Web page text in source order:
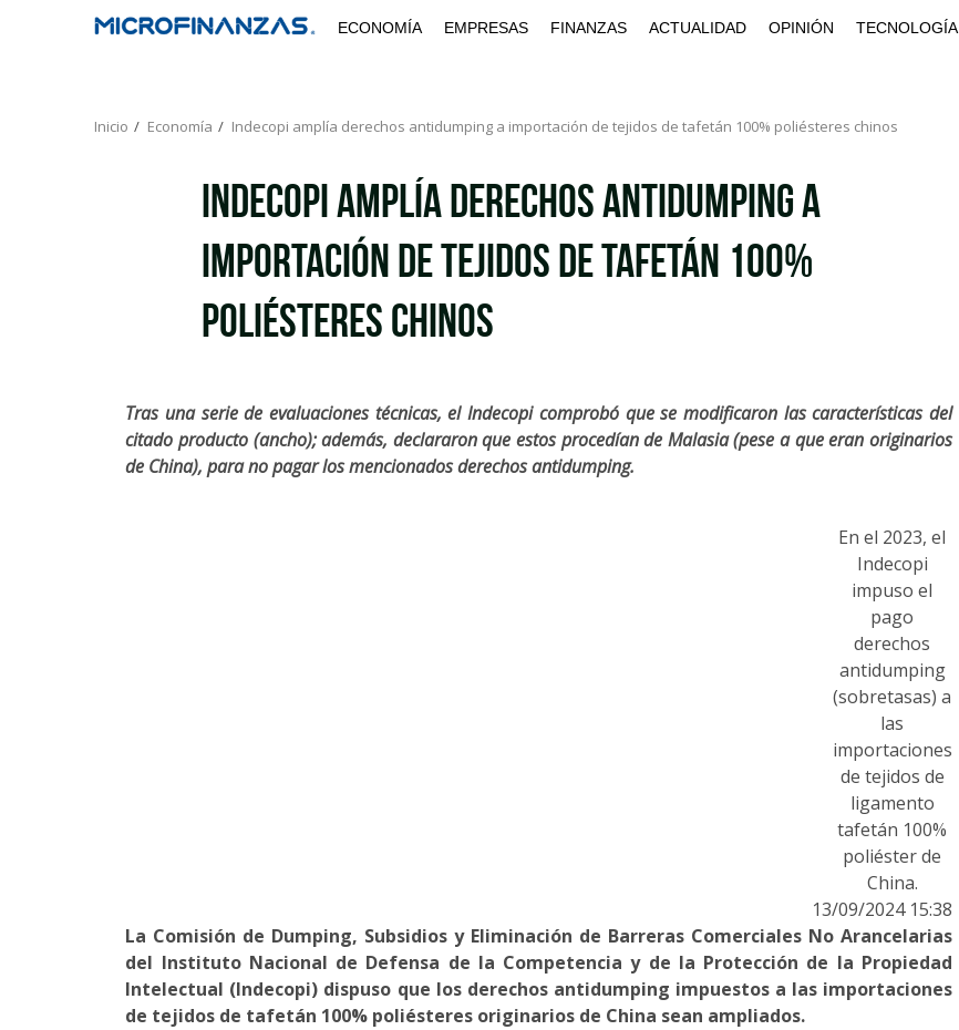
ECONOMÍA EMPRESAS FINANZAS ACTUALIDAD OPINIÓN TECNOLOGÍA
Inicio Economía Indecopi amplía derechos antidumping a importación de tejidos de tafetán 100% poliésteres chinos
Indecopi amplía derechos antidumping a
importación de tejidos de tafetán 100%
poliésteres chinos
Tras una serie de evaluaciones técnicas, el Indecopi comprobó que se modificaron las características del
citado producto (ancho); además, declararon que estos procedían de Malasia (pese a que eran originarios
de China), para no pagar los mencionados derechos antidumping.
En el 2023, el
Indecopi
impuso el
pago
derechos
antidumping
(sobretasas) a
las
importaciones
de tejidos de
ligamento
tafetán 100%
poliéster de
China.
13/09/2024 15:38
La Comisión de Dumping, Subsidios y Eliminación de Barreras Comerciales No Arancelarias
del Instituto Nacional de Defensa de la Competencia y de la Protección de la Propiedad
Intelectual (Indecopi) dispuso que los derechos antidumping impuestos a las importaciones
de tejidos de tafetán 100% poliésteres originarios de China sean ampliados.